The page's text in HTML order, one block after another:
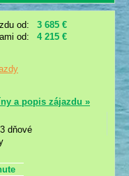
od:
3 685 €
od:
4 215 €
a popis zájazdu »
dňové